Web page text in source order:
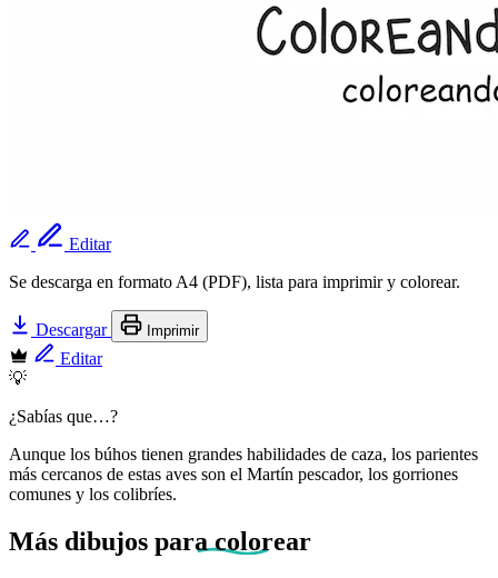
Editar
Se descarga en formato A4 (PDF), lista para imprimir y colorear.
Descargar Imprimir
Editar
💡
¿Sabías que…?
Aunque los búhos tienen grandes habilidades de caza, los parientes
más cercanos de estas aves son el Martín pescador, los gorriones
comunes y los colibríes.
Más dibujos para colorear